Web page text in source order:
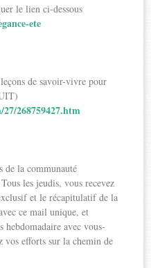
le lien ci-dessous
ete
de savoir-vivre pour
268759427.htm
de la communauté
les jeudis, vous recevez
et le récapitulatif de la
ce mail unique, et
hebdomadaire avec vous-
vos efforts sur la chemin de